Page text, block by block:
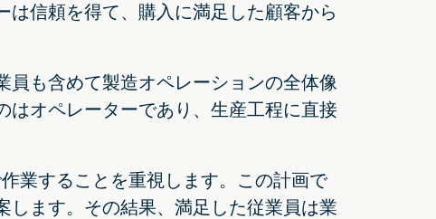
信頼を得て、購入に満足した顧客から
員も含めて製造オペレーションの全体像
はオペレーターであり、生産工程に直接
業することを重視します。この計画で
します。その結果、満足した従業員は業